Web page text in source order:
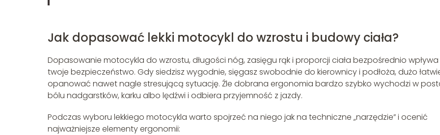
Jak dopasować lekki motocykl do wzrostu i budowy ciała?
Dopasowanie motocykla do wzrostu, długości nóg, zasięgu rąk i proporcji ciała bezpośrednio
twoje bezpieczeństwo. Gdy siedzisz wygodnie, sięgasz swobodnie do kierownicy i podłoża, dużo
opanować nawet nagle stresującą sytuację. Źle dobrana ergonomia bardzo szybko wychodzi w
bólu nadgarstków, karku albo lędźwi i odbiera przyjemność z jazdy.
Podczas wyboru lekkiego motocykla warto spojrzeć na niego jak na techniczne „narzędzie” i ocenić
najważniejsze elementy ergonomii: